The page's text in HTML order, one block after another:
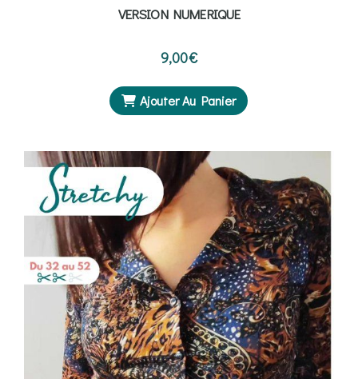
VERSION NUMERIQUE
9,00€
Ajouter Au Panier